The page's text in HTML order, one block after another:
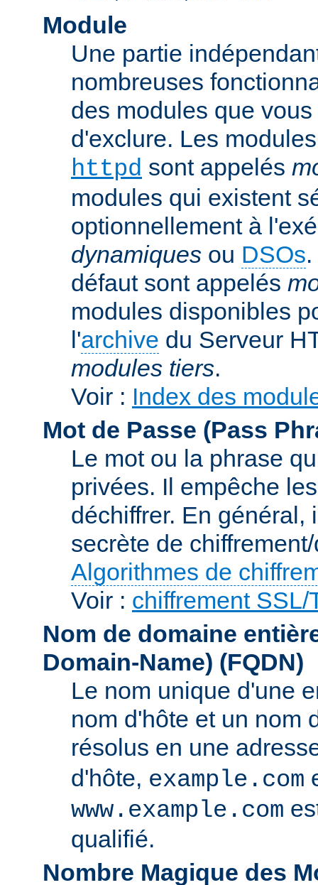
Module
Une partie
nombreuses
des modules que
d'exclure. Les
httpd sont appelés
modules qui existent
optionnellement à
dynamiques ou DSOs
défaut sont appelés
modules disponibles
l'archive du Serveur
modules tiers.
Voir : Index des
Mot de Passe (Pass
Le mot ou la phrase
privées. Il empêche
déchiffrer. En général,
secrète de
Algorithmes de
Voir : chiffrement SSL/
Nom de domaine
Domain-Name) (FQDN)
Le nom unique d'une
nom d'hôte et un nom
résolus en une
d'hôte, example.com
www.example.com
qualifié.
Nombre Magique des